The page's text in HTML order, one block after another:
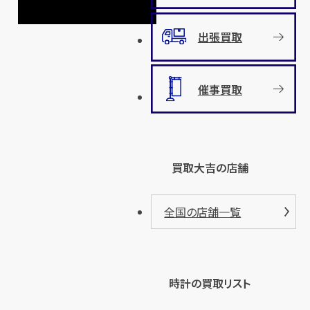
出張買取
催事買取
買取大吉の店舗
全国の店舗一覧
時計の買取リスト